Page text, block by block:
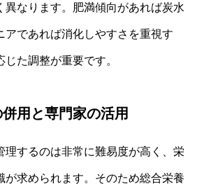
異なります。肥満傾向があれば炭水
アであれば消化しやすさを重視す
た調整が重要です。
用と専門家の活用
理するのは非常に難易度が高く、栄
が求められます。そのため総合栄養